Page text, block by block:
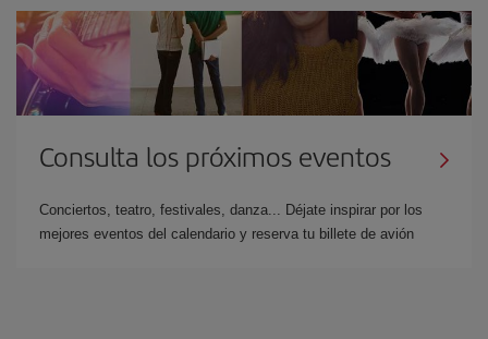
Consulta los próximos eventos
Conciertos, teatro, festivales, danza... Déjate inspirar por los
mejores eventos del calendario y reserva tu billete de avión